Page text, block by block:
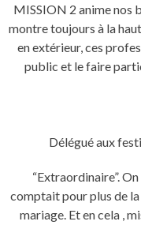
MISSION 2 anime nos
montre toujours à la
en extérieur, ces
public et le faire
Délégué aux
“Extraordinaire”.
comptait pour plus de la
mariage. Et en cela ,